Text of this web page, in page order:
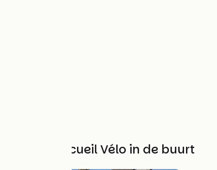
Andere Accueil Vélo in de buurt